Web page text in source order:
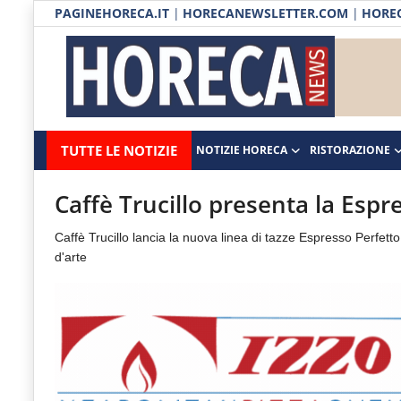
PAGINEHORECA.IT | HORECANEWSLETTER.COM |
Horecanews.it
-
Notizie
Horeca
Il
portale
Horeca
e
del
TUTTE LE NOTIZIE NOTIZIE HORECA RISTORAZIONE
Notizie HORECA
Ristorazione
Ospitalità
Distribuzione
Eventi
RUBRICHE
Caffè Trucillo presenta la
Caffè Trucillo lancia la nuova linea di tazze Espresso
d'arte